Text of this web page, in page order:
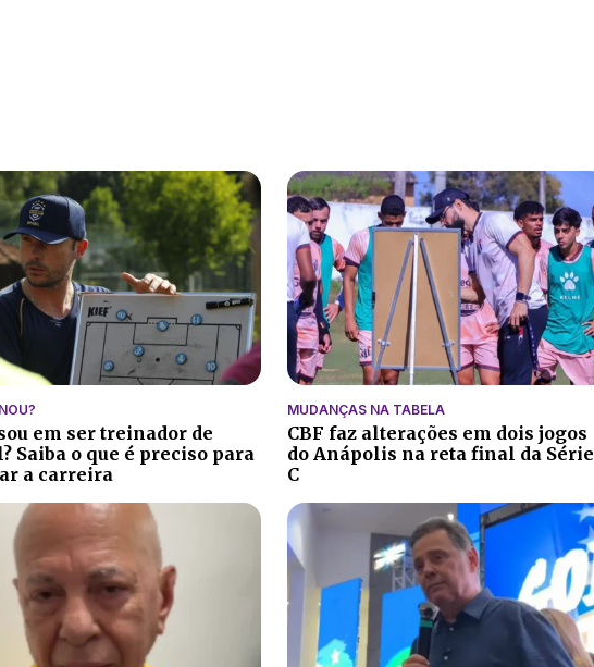
em ser treinador de
Saiba o que é preciso para
a carreira
MUDANÇAS NA TABELA
CBF faz alterações em dois jogos
do Anápolis na reta final da Série
C